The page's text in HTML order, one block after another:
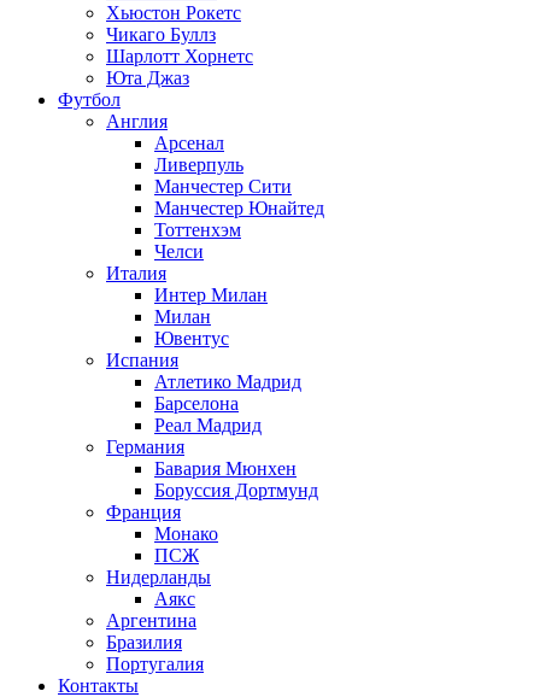
Хьюстон Рокетс
Чикаго Буллз
Шарлотт Хорнетс
Юта Джаз
Футбол
Англия
Арсенал
Ливерпуль
Манчестер Сити
Манчестер Юнайтед
Тоттенхэм
Челси
Италия
Интер Милан
Милан
Ювентус
Испания
Атлетико Мадрид
Барселона
Реал Мадрид
Германия
Бавария Мюнхен
Боруссия Дортмунд
Франция
Монако
ПСЖ
Нидерланды
Аякс
Аргентина
Бразилия
Португалия
Контакты